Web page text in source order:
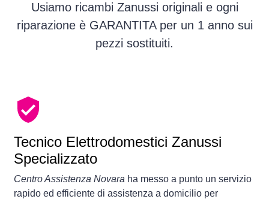
Usiamo ricambi Zanussi originali e ogni
riparazione è GARANTITA per un 1 anno sui
pezzi sostituiti.
Tecnico Elettrodomestici Zanussi
Specializzato
Centro Assistenza Novara ha messo a punto un servizio
rapido ed efficiente di assistenza a domicilio per